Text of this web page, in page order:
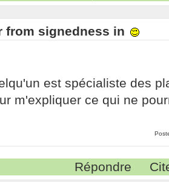
from signedness in
est spécialiste des
m'expliquer ce qui ne
Répondre